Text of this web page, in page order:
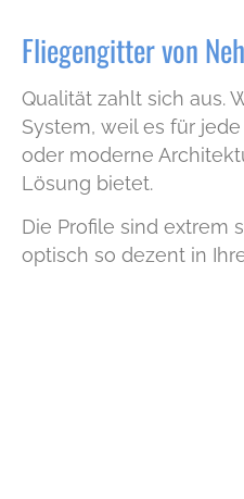
Fliegengitter von
Qualität zahlt sich aus.
System, weil es für
oder moderne
Lösung bietet.
Die Profile sind extrem
optisch so dezent in